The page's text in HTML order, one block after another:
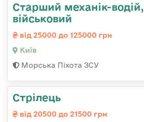
Стаpший механік-водій,
військовий
від 25000 до 125000 грн
Київ
Морська Піхота ЗСУ
Стрілець
від 20500 до 21500 грн